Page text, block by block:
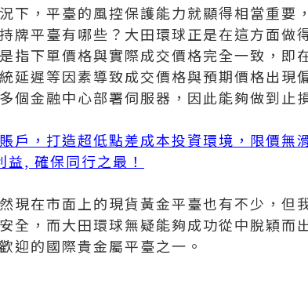
下，平臺的風控保護能力就顯得相當重要
牌平臺有哪些？大田環球正是在這方面做
指下單價格與實際成交價格完全一致，即
延遲等因素導致成交價格與預期價格出現
個金融中心部署伺服器，因此能夠做到止
戶，打造超低點差成本投資環境，限價無
, 確保同行之最！
現在市面上的現貨黃金平臺也有不少，但
全，而大田環球無疑能夠成功從中脫穎而
迎的國際貴金屬平臺之一。